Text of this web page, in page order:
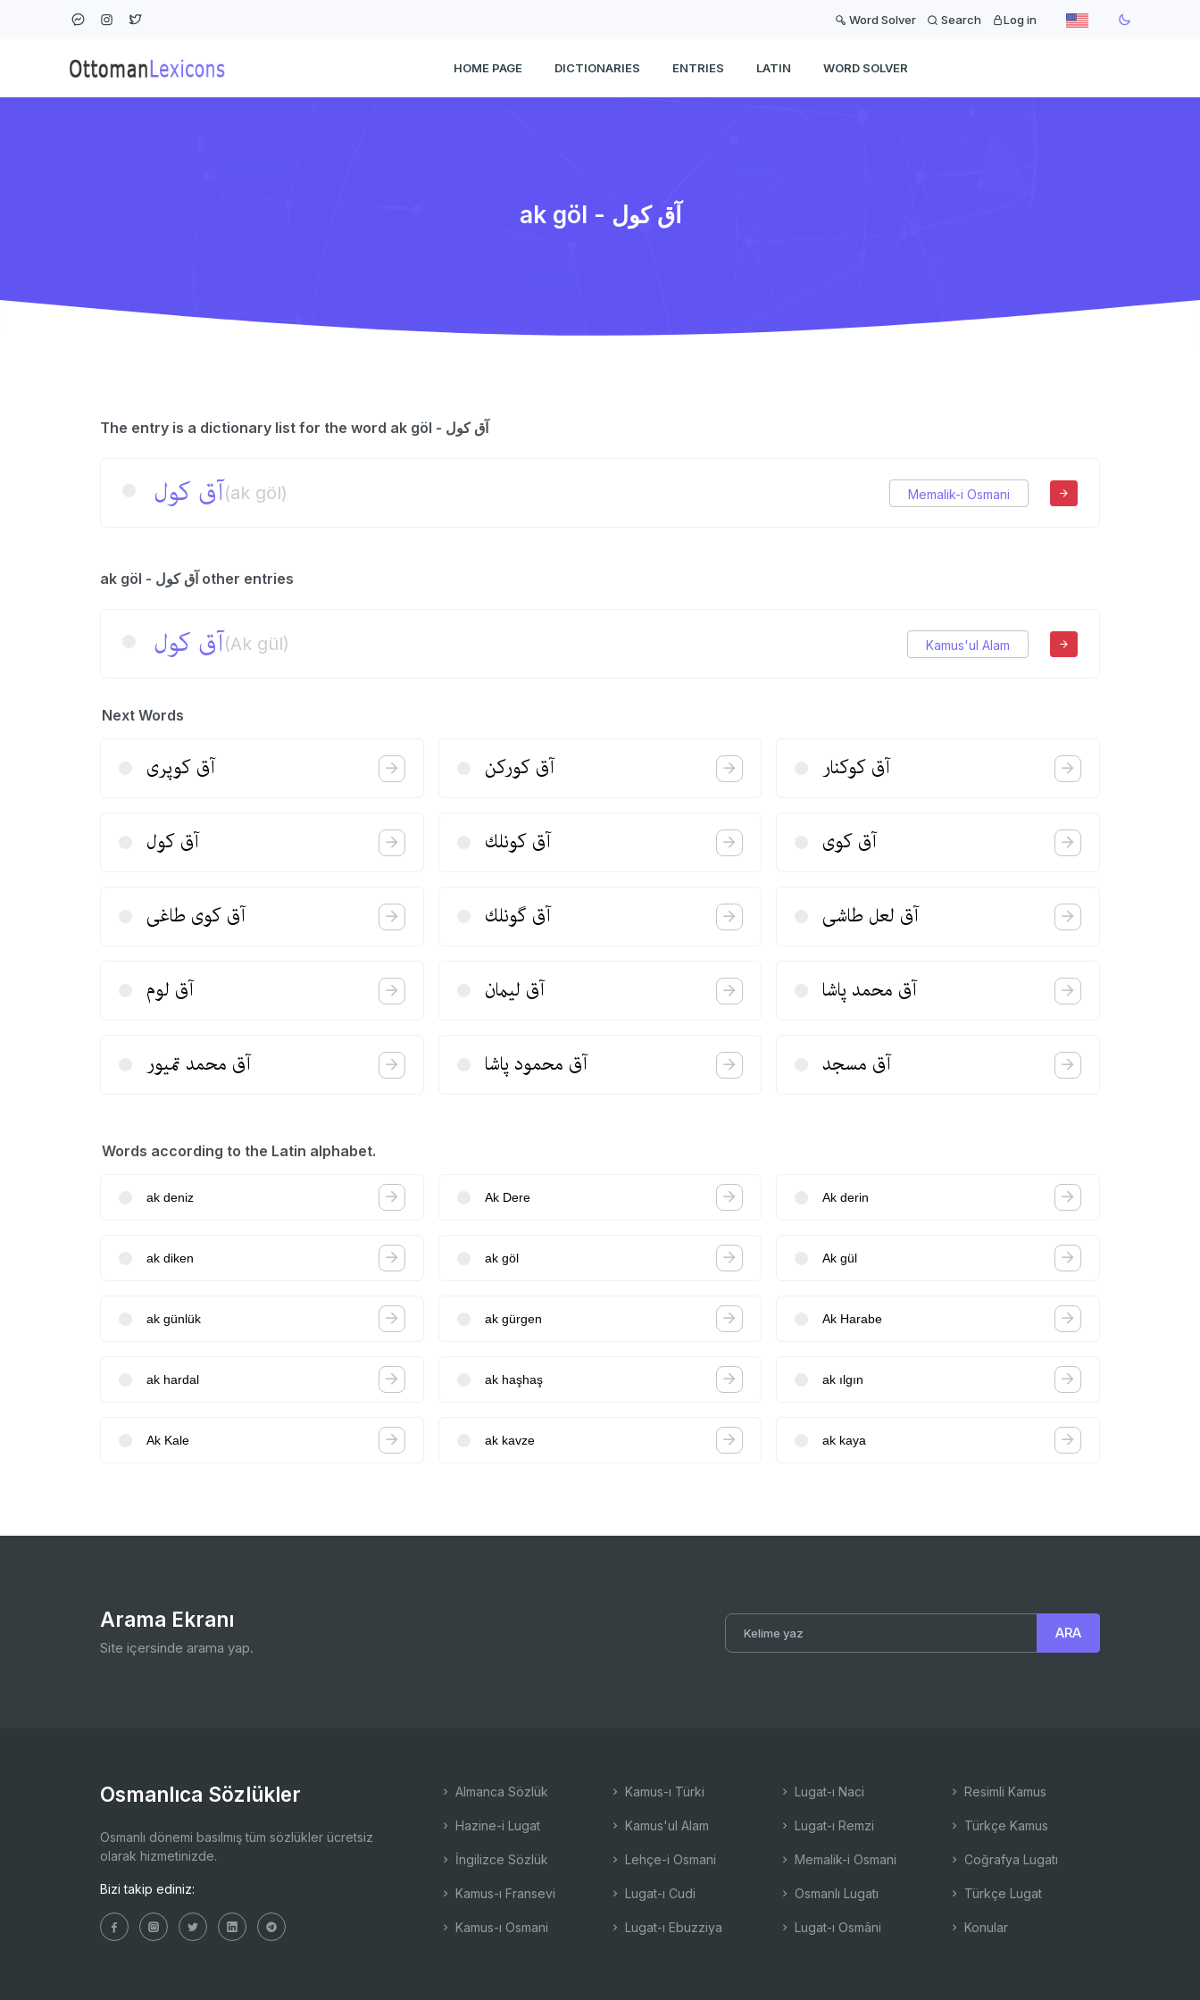
Word Solver Search Log in
HOME PAGE DICTIONARIES ENTRIES LATIN WORD SOLVER
ak göl - آق كول
The entry is a dictionary list for the word ak göl - آق كول
آق‌ كول(ak göl) Memalik-i Osmani
ak göl - آق كول other entries
آق كول(Ak gül) Kamus'ul Alam
Next Words
آق كوپری آق كوركن آق كوكنار
آق كول آق كونلك آق كوی
آق كوی طاغی آق گونلك آق لعل طاشی
آق لوم آق لیمان آق محمد پاشا
آق محمد تمیور آق محمود پاشا آق مسجد
Words according to the Latin alphabet.
ak deniz Ak Dere Ak derin
ak diken ak göl Ak gül
ak günlük ak gürgen Ak Harabe
ak hardal ak haşhaş ak ılgın
Ak Kale ak kavze ak kaya
Arama Ekranı
Site içersinde arama yap.
Osmanlıca Sözlükler
Osmanlı dönemi basılmış tüm sözlükler ücretsiz
olarak hizmetinizde.
Bizi takip ediniz:
Almanca Sözlük
Hazine-i Lugat
İngilizce Sözlük
Kamus-ı Fransevi
Kamus-ı Osmani
Kamus-ı Türki
Kamus'ul Alam
Lehçe-i Osmani
Lugat-ı Cudi
Lugat-ı Ebuzziya
Lugat-ı Naci
Lugat-ı Remzi
Memalik-i Osmani
Osmanlı Lugatı
Lugat-ı Osmâni
Resimli Kamus
Türkçe Kamus
Coğrafya Lugatı
Türkçe Lugat
Konular